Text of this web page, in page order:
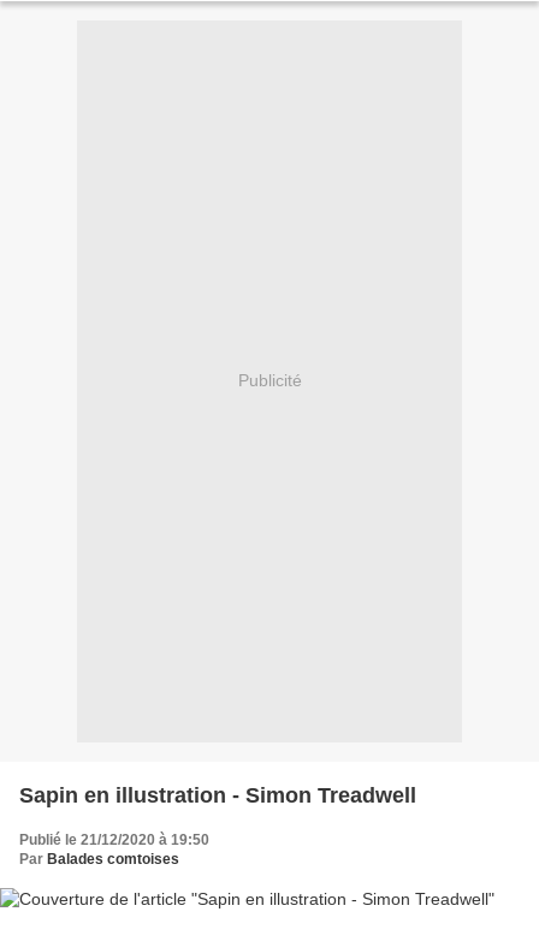
Publicité
Sapin en illustration - Simon Treadwell
Publié le 21/12/2020 à 19:50
Par Balades comtoises